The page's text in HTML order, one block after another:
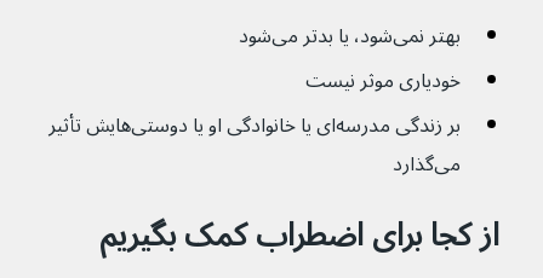
بهتر نمی‌شود، یا بدتر می‌شود
خودیاری موثر نیست
بر زندگی مدرسه‌ای یا خانوادگی او یا دوستی‌هایش تأثیر
می‌گذارد
از کجا برای اضطراب کمک بگیریم